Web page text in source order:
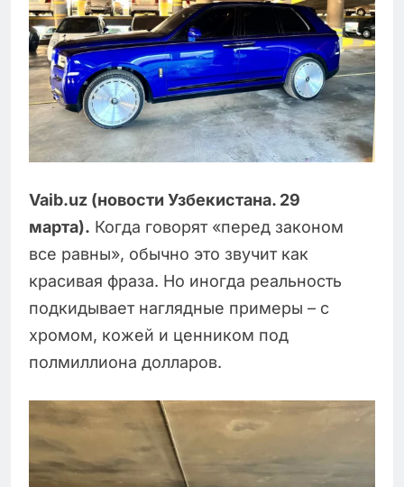
Vaib.uz (новости Узбекистана. 29
марта). Когда говорят «перед законом
все равны», обычно это звучит как
красивая фраза. Но иногда реальность
подкидывает наглядные примеры – с
хромом, кожей и ценником под
полмиллиона долларов.